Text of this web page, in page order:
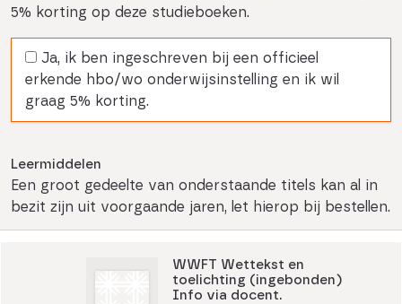
5% korting op deze studieboeken.
Ja, ik ben ingeschreven bij een officieel
erkende hbo/wo onderwijsinstelling en ik wil
graag 5% korting.
Leermiddelen
Een groot gedeelte van onderstaande titels kan al in
bezit zijn uit voorgaande jaren, let hierop bij bestellen.
WWFT Wettekst en
toelichting (ingebonden)
Info via docent.